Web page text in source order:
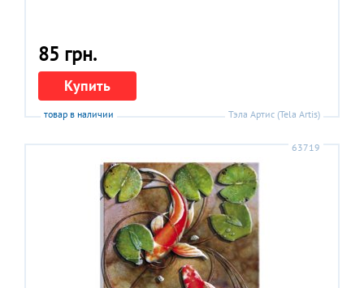
85 грн.
Купить
товар в наличии Тэла Артис (Tela Artis)
63719